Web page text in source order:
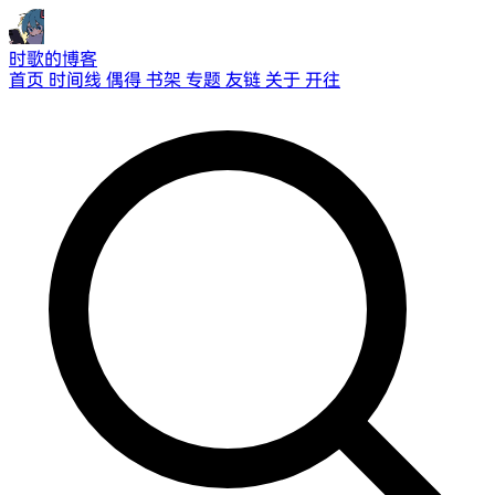
时歌的博客
首页 时间线 偶得 书架 专题 友链 关于 开往